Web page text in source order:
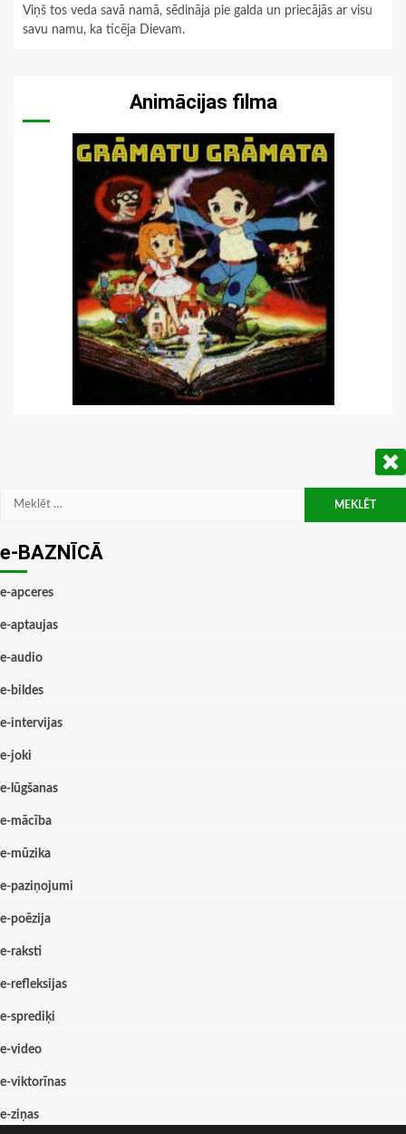
Viņš tos veda savā namā, sēdināja pie galda un priecājās ar visu
savu namu, ka ticēja Dievam.
Animācijas filma
Meklēt:
e-BAZNĪCĀ
e-apceres
e-aptaujas
e-audio
e-bildes
e-intervijas
e-joki
e-lūgšanas
e-mācība
e-mūzika
e-paziņojumi
e-poēzija
e-raksti
e-refleksijas
e-sprediķi
e-video
e-viktorīnas
e-ziņas